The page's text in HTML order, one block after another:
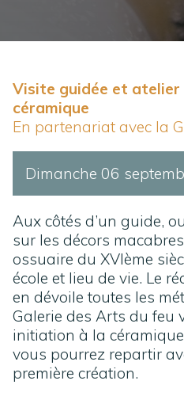
Visite guidée et atelier
céramique
En partenariat avec la
Dimanche 06
Aux côtés d’un guide,
sur les décors
ossuaire du XVIème
école et lieu de vie. Le
en dévoile toutes les
Galerie des Arts du feu
initiation à la
vous pourrez repartir
première création.